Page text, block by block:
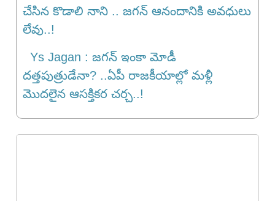
చేసిన కొడాలి నాని .. జగన్ ఆనందానికి అవధులు
లేవు..!
Ys Jagan : జగన్ ఇంకా మోడీ
దత్తపుత్రుడేనా? ..ఏపీ రాజకీయాల్లో మళ్లీ
మొదలైన ఆసక్తికర చర్చ..!